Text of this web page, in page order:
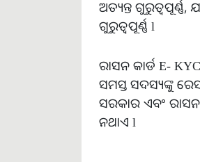
ଅତ୍ୟନ୍ତ
ଗୁରୁତ୍ୱପୂର୍ଣ୍ଣ l
ରାସନ କାର୍ଡ E-
ସମସ୍ତ ସଦସ୍ୟଙ୍କୁ
ସରକାର ଏବଂ
ନଥାଏ l